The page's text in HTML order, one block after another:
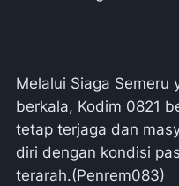
Melalui Siaga Semeru
berkala, Kodim 0821
tetap terjaga dan
diri dengan kondisi
terarah.(Penrem083)